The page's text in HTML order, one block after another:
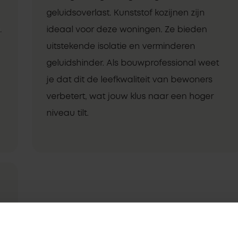
geluidsoverlast. Kunststof kozijnen zijn
ideaal voor deze woningen. Ze bieden
uitstekende isolatie en verminderen
geluidshinder. Als bouwprofessional weet
je dat dit de leefkwaliteit van bewoners
verbetert, wat jouw klus naar een hoger
niveau tilt.